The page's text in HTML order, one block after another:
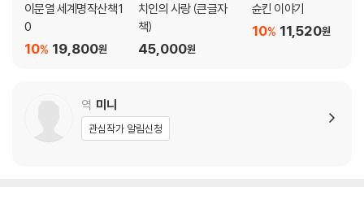
이문열 세계명작산책 1
0
19,800원
10%
치인의 사랑 (큰글자
책)
45,000원
슌킨 이야기
11,520원
10%
역 미니
관심작가 알림신청